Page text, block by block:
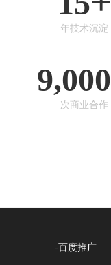
年技术沉淀
9,000
次商业合作
-百度推广